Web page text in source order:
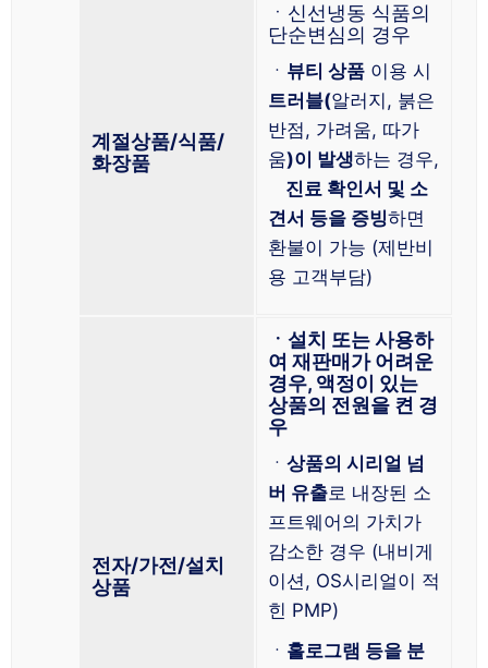
계절상품/식품/
화장품
ㆍ신선냉동 식품의
단순변심의 경우
ㆍ 뷰티 상품 이용 시
트러블(알러지, 붉은
반점, 가려움, 따가
움)이 발생하는 경우,
진료 확인서 및 소
견서 등을 증빙하면
환불이 가능 (제반비
용 고객부담)
전자/가전/설치
상품
ㆍ설치 또는 사용하
여 재판매가 어려운
경우, 액정이 있는
상품의 전원을 켠 경
우
ㆍ 상품의 시리얼 넘
버 유출로 내장된 소
프트웨어의 가치가
감소한 경우 (내비게
이션, OS시리얼이 적
힌 PMP)
ㆍ 홀로그램 등을 분